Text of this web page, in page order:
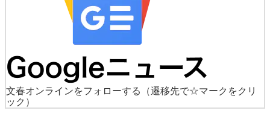
文春オンラインをフォローする
（遷移先で☆マークをクリ
ック）